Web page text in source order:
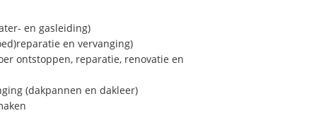
en gasleiding)
en vervanging)
ontstoppen, reparatie, renovatie en
(dakpannen en dakleer)